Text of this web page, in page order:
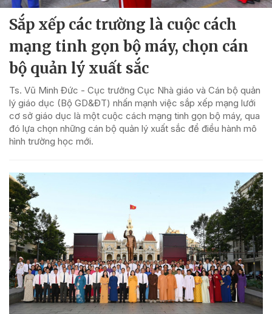
Sắp xếp các trường là cuộc cách
mạng tinh gọn bộ máy, chọn cán
bộ quản lý xuất sắc
Ts. Vũ Minh Đức - Cục trưởng Cục Nhà giáo và Cán bộ quản
lý giáo dục (Bộ GD&ĐT) nhấn mạnh việc sắp xếp mạng lưới
cơ sở giáo dục là một cuộc cách mạng tinh gọn bộ máy, qua
đó lựa chọn những cán bộ quản lý xuất sắc để điều hành mô
hình trường học mới.